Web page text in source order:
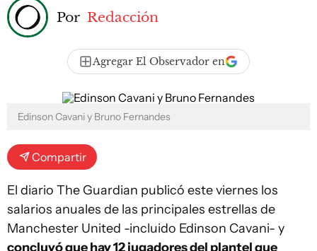
Por Redacción
Agregar El Observador en
Edinson Cavani y Bruno Fernandes
Compartir
El diario The Guardian publicó este viernes los
salarios anuales de las principales estrellas de
Manchester United -incluido Edinson Cavani- y
concluyó que hay 12 jugadores del plantel que